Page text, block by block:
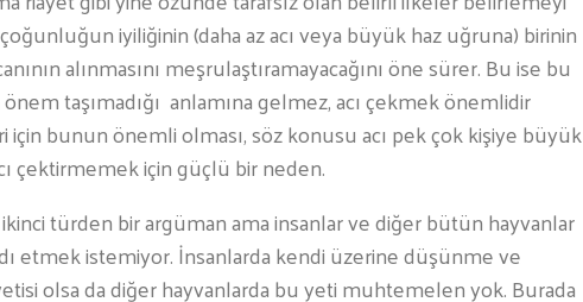
iyiliğinin (daha az acı veya büyük haz uğruna) birinin
alınmasını meşrulaştıramayacağını öne sürer. Bu ise bu
taşımadığı anlamına gelmez, acı çekmek önemlidir
için bunun önemli olması, söz konusu acı pek çok kişiye büyük
çektirmemek için güçlü bir neden.
türden bir argüman ama insanlar ve diğer bütün hayvanlar
etmek istemiyor. İnsanlarda kendi üzerine düşünme ve
olsa da diğer hayvanlarda bu yeti muhtemelen yok. Burada